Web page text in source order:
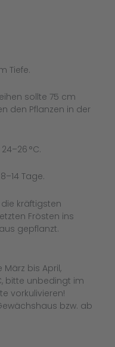
Tiefe.
sollte 75 cm
den Pflanzen in der
°C.
Tage.
kräftigsten
Frösten ins
gepflanzt.​
bis April,
bitte unbedingt im
vorkulivieren!
bzw. ab